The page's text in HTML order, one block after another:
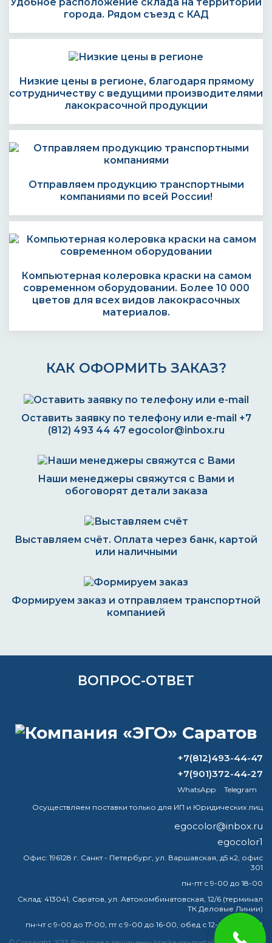
города. Рядом съезд с КАД
Низкие цены в регионе, благодаря прямому
сотрудничеству с ведущими производителями
лакокрасочной продукции
Отправляем продукцию транспортными
компаниями по всей России!
Компьютерная колеровка краски на самом
современном оборудовании. Более 10 000
цветов для всех видов лакокрасочных
материалов.
КАК ОФОРМИТЬ ЗАКАЗ?
Оставить заявку по телефону или e-mail +7
(812) 493 44 47 egocolor@inbox.ru
Наши менеджеры свяжутся с Вами и
обоговорят детали заказа
Выставляем счёт. Оплата через банк, картой
или наличными
Формируем заказ и отправляем транспортной
компанией
ВОПРОС-ОТВЕТ
для металла?
Для чего используется цинковая
антикоррозионная грунт-краска
ЦХСК-1467 - нужно окрасить 180 м2
краска эмаль купить грунт металла
+7(812)493-44-47
+7(901)372-44-27
WhatsApp
Telegram
Осуществляем поставки только для ИП и Юридических лиц
egocolor@inbox.ru
egocolor1
Офис: 196128 г. Санкт - Петербург, ул. Варшавская, д5 к2, офис
301
пн-пт с 9-00 до 18-00
Склад: 413041, Саратов, ул. Автокомбинатовская, 12/6 (терминал
ТК Деловые Линии)
пн-чт с 9-00 до 17-00, пт с 9-00 до 16-00, обед с 12-00 до 13-00